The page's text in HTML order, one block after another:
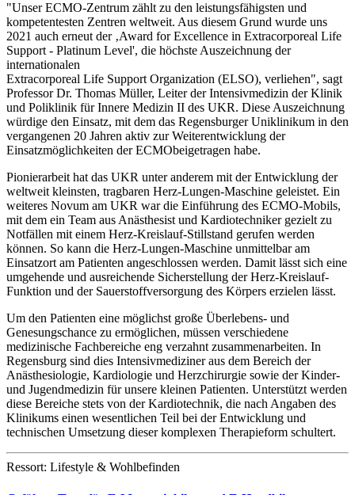
"Unser ECMO-Zentrum zählt zu den leistungsfähigsten und
kompetentesten Zentren weltweit. Aus diesem Grund wurde uns
2021 auch erneut der ‚Award for Excellence in Extracorporeal Life
Support - Platinum Level', die höchste Auszeichnung der
internationalen
Extracorporeal Life Support Organization (ELSO), verliehen", sagt
Professor Dr. Thomas Müller, Leiter der Intensivmedizin der Klinik
und Poliklinik für Innere Medizin II des UKR. Diese Auszeichnung
würdige den Einsatz, mit dem das Regensburger Uniklinikum in den
vergangenen 20 Jahren aktiv zur Weiterentwicklung der
Einsatzmöglichkeiten der ECMObeigetragen habe.
Pionierarbeit hat das UKR unter anderem mit der Entwicklung der
weltweit kleinsten, tragbaren Herz-Lungen-Maschine geleistet. Ein
weiteres Novum am UKR war die Einführung des ECMO-Mobils,
mit dem ein Team aus Anästhesist und Kardiotechniker gezielt zu
Notfällen mit einem Herz-Kreislauf-Stillstand gerufen werden
können. So kann die Herz-Lungen-Maschine unmittelbar am
Einsatzort am Patienten angeschlossen werden. Damit lässt sich eine
umgehende und ausreichende Sicherstellung der Herz-Kreislauf-
Funktion und der Sauerstoffversorgung des Körpers erzielen lässt.
Um den Patienten eine möglichst große Überlebens- und
Genesungschance zu ermöglichen, müssen verschiedene
medizinische Fachbereiche eng verzahnt zusammenarbeiten. In
Regensburg sind dies Intensivmediziner aus dem Bereich der
Anästhesiologie, Kardiologie und Herzchirurgie sowie der Kinder-
und Jugendmedizin für unsere kleinen Patienten. Unterstützt werden
diese Bereiche stets von der Kardiotechnik, die nach Angaben des
Klinikums einen wesentlichen Teil bei der Entwicklung und
technischen Umsetzung dieser komplexen Therapieform schultert.
Ressort: Lifestyle & Wohlbefinden